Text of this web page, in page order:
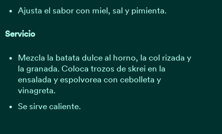
Ajusta el sabor con miel, sal y pimienta.
Servicio
Mezcla la batata dulce al horno, la col rizada y
la granada. Coloca trozos de skrei en la
ensalada y espolvorea con cebolleta y
vinagreta.
Se sirve caliente.